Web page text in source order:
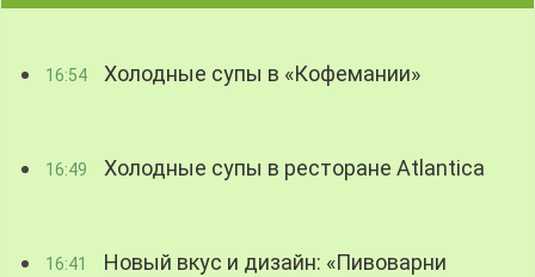
16:54 Холодные супы в «Кофемании»
16:49 Холодные супы в ресторане Atlantica
16:41
Новый вкус и дизайн: «Пивоварни